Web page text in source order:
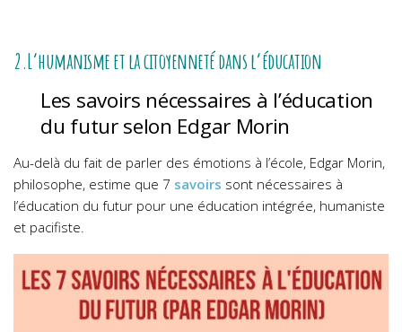
2.L’humanisme et la citoyenneté dans l’éducation
Les savoirs nécessaires à l’éducation
du futur selon Edgar Morin
Au-delà du fait de parler des émotions à l’école, Edgar Morin,
philosophe, estime que 7 savoirs sont nécessaires à
l’éducation du futur pour une éducation intégrée, humaniste
et pacifiste.